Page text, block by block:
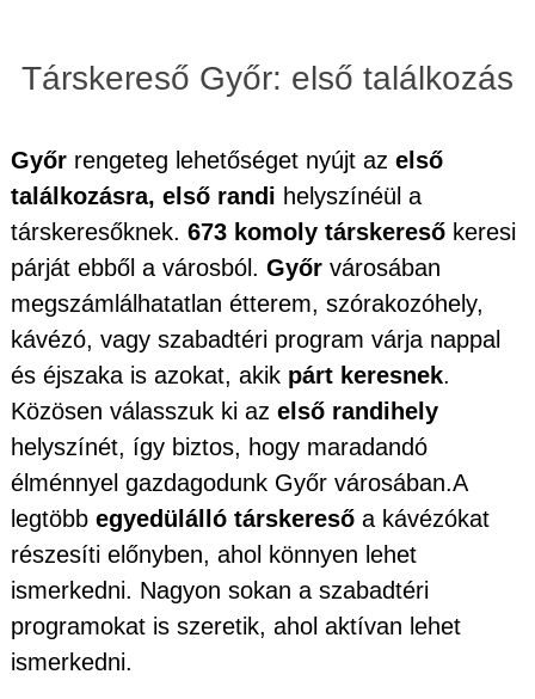
Társkereső Győr: első találkozás
Győr rengeteg lehetőséget nyújt az első
találkozásra, első randi helyszínéül a
társkeresőknek. 673 komoly társkereső keresi
párját ebből a városból. Győr városában
megszámlálhatatlan étterem, szórakozóhely,
kávézó, vagy szabadtéri program várja nappal
és éjszaka is azokat, akik párt keresnek.
Közösen válasszuk ki az első randihely
helyszínét, így biztos, hogy maradandó
élménnyel gazdagodunk Győr városában.A
legtöbb egyedülálló társkereső a kávézókat
részesíti előnyben, ahol könnyen lehet
ismerkedni. Nagyon sokan a szabadtéri
programokat is szeretik, ahol aktívan lehet
ismerkedni.